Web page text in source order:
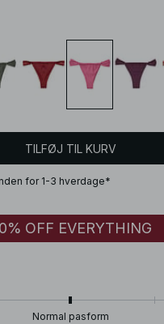
TILFØJ TIL KURV
for 1-3 hverdage*
OFF EVERYTHING
Normal pasform